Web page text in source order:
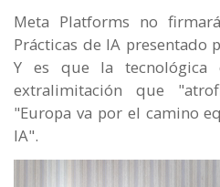
Meta Platforms no
Prácticas de IA presentado
Y es que la tecnológica
extralimitación que
"Europa va por el camino
IA".